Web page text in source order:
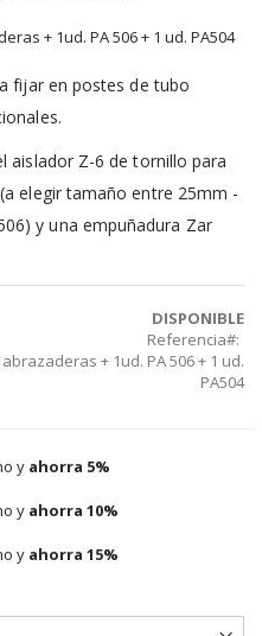
+ 1ud. PA 506 + 1 ud. PA504
fijar en postes de tubo
aislador Z-6 de tornillo para
elegir tamaño entre 25mm -
y una empuñadura Zar
DISPONIBLE
Referencia
+ 1ud. PA 506 + 1 ud.
PA504
y ahorra 5%
y ahorra 10%
y ahorra 15%